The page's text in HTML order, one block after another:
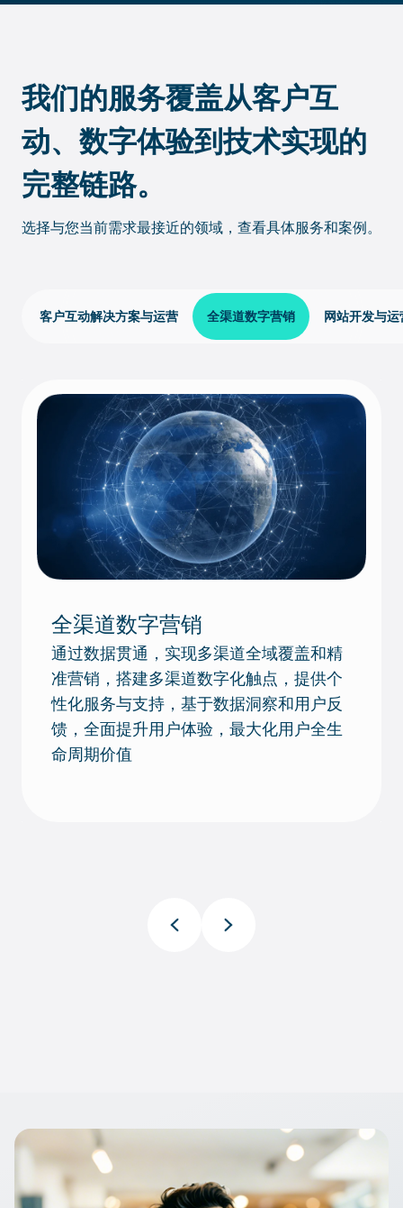
我们的服务覆盖从客户互
动、数字体验到技术实现的
完整链路。
选择与您当前需求最接近的领域，查看具体服务和案例。
客户互动解决方案与运营 全渠道数字营销 网站开发与运
全渠道数字营销
通过数据贯通，实现多渠道全域覆盖和精
准营销，搭建多渠道数字化触点，提供个
性化服务与支持，基于数据洞察和用户反
馈，全面提升用户体验，最大化用户全生
命周期价值